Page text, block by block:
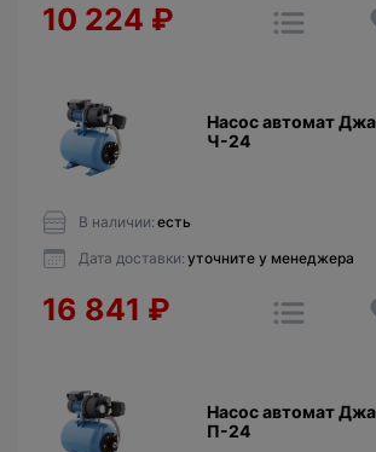
10 224 ₽
Насос автомат
Ч-24
В наличии: есть
Дата доставки: уточните у менеджера
16 841 ₽
Насос автомат
П-24